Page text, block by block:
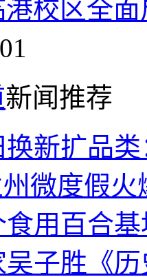
校区全
新闻推荐
换新扩品
州微度假
用百合
子胜《